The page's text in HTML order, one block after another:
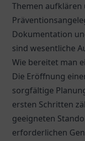
Themen aufklären
Dokumentation
sind wesentliche
Wie bereitet man
Die Eröffnung
sorgfältige
ersten Schritten
geeigneten
erforderlichen